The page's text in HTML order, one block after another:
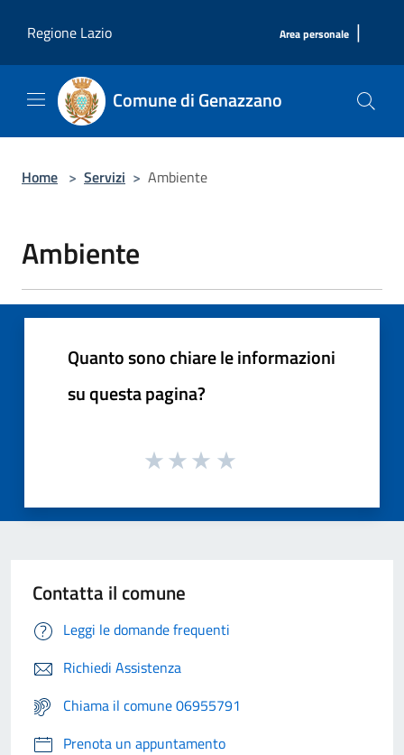
Regione Lazio
Area personale |
Comune di Genazzano
Home > Servizi > Ambiente
Ambiente
Quanto sono chiare le informazioni
su questa pagina?
Contatta il comune
Leggi le domande frequenti
Richiedi Assistenza
Chiama il comune 06955791
Prenota un appuntamento